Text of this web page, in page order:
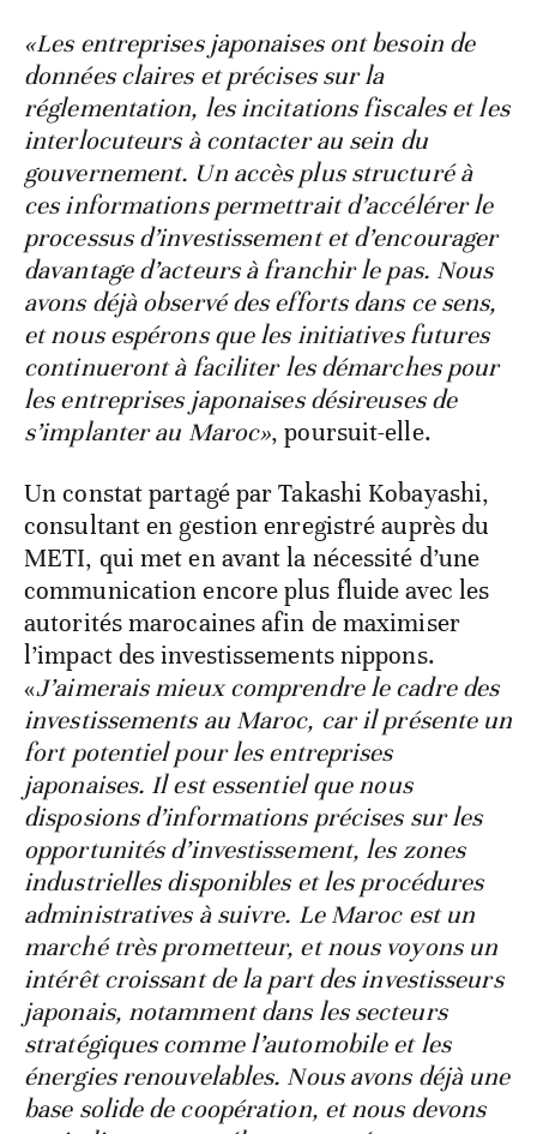
«Les entreprises japonaises ont besoin de
données claires et précises sur la
réglementation, les incitations fiscales et les
interlocuteurs à contacter au sein du
gouvernement. Un accès plus structuré à
ces informations permettrait d’accélérer le
processus d’investissement et d’encourager
davantage d’acteurs à franchir le pas. Nous
avons déjà observé des efforts dans ce sens,
et nous espérons que les initiatives futures
continueront à faciliter les démarches pour
les entreprises japonaises désireuses de
s’implanter au Maroc», poursuit-elle.
Un constat partagé par Takashi Kobayashi,
consultant en gestion enregistré auprès du
METI, qui met en avant la nécessité d’une
communication encore plus fluide avec les
autorités marocaines afin de maximiser
l’impact des investissements nippons.
«J’aimerais mieux comprendre le cadre des
investissements au Maroc, car il présente un
fort potentiel pour les entreprises
japonaises. Il est essentiel que nous
disposions d’informations précises sur les
opportunités d’investissement, les zones
industrielles disponibles et les procédures
administratives à suivre. Le Maroc est un
marché très prometteur, et nous voyons un
intérêt croissant de la part des investisseurs
japonais, notamment dans les secteurs
stratégiques comme l’automobile et les
énergies renouvelables. Nous avons déjà une
base solide de coopération, et nous devons